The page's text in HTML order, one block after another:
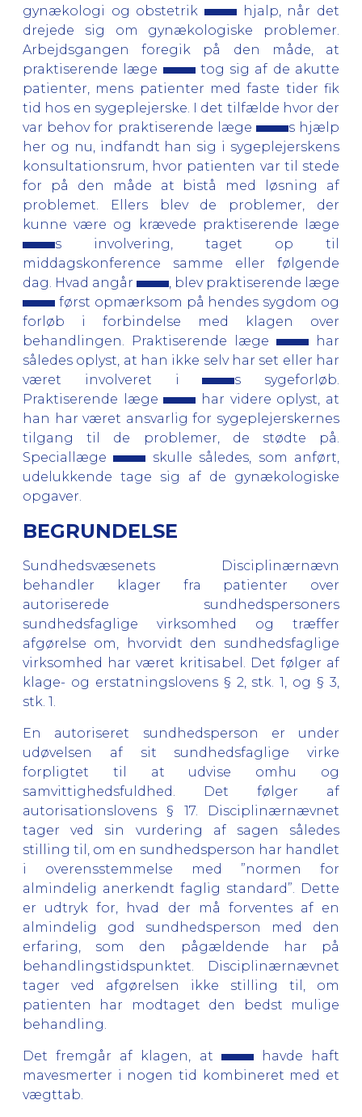
gynækologi og obstetrik
hjalp, når det
drejede sig om gynækologiske problemer.
Arbejdsgangen foregik på den måde, at
praktiserende læge
tog sig af de akutte
patienter, mens patienter med faste tider fik
tid hos en sygeplejerske. I det tilfælde hvor der
var behov for praktiserende læge
s hjælp
her og nu, indfandt han sig i sygeplejerskens
konsultationsrum, hvor patienten var til stede
for på den måde at bistå med løsning af
problemet. Ellers blev de problemer, der
kunne være og krævede praktiserende læge
s involvering, taget op til
middagskonference samme eller følgende
dag. Hvad angår
, blev praktiserende læge
først opmærksom på hendes sygdom og
forløb i forbindelse med klagen over
behandlingen. Praktiserende læge
har
således oplyst, at han ikke selv har set eller har
været involveret i
s sygeforløb.
Praktiserende læge
har videre oplyst, at
han har været ansvarlig for sygeplejerskernes
tilgang til de problemer, de stødte på.
Speciallæge
skulle således, som anført,
udelukkende tage sig af de gynækologiske
opgaver.
BEGRUNDELSE
Sundhedsvæsenets Disciplinærnævn
behandler klager fra patienter over
autoriserede sundhedspersoners
sundhedsfaglige virksomhed og træffer
afgørelse om, hvorvidt den sundhedsfaglige
virksomhed har været kritisabel. Det følger af
klage- og erstatningslovens § 2, stk. 1, og § 3,
stk. 1.
En autoriseret sundhedsperson er under
udøvelsen af sit sundhedsfaglige virke
forpligtet til at udvise omhu og
samvittighedsfuldhed. Det følger af
autorisationslovens § 17. Disciplinærnævnet
tager ved sin vurdering af sagen således
stilling til, om en sundhedsperson har handlet
i overensstemmelse med ”normen for
almindelig anerkendt faglig standard”. Dette
er udtryk for, hvad der må forventes af en
almindelig god sundhedsperson med den
erfaring, som den pågældende har på
behandlingstidspunktet. Disciplinærnævnet
tager ved afgørelsen ikke stilling til, om
patienten har modtaget den bedst mulige
behandling.
Det fremgår af klagen, at
havde haft
mavesmerter i nogen tid kombineret med et
vægttab.